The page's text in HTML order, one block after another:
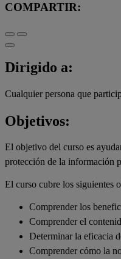
COMPARTIR:
Dirigido a:
Cualquier persona que
Objetivos:
El objetivo del curso es
protección de la información
El curso cubre los siguientes
Comprender los
Comprender el
Determinar la eficacia
Comprender cómo la